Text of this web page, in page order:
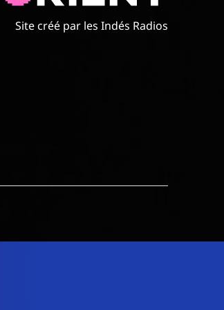
Site créé par les Indés Radios